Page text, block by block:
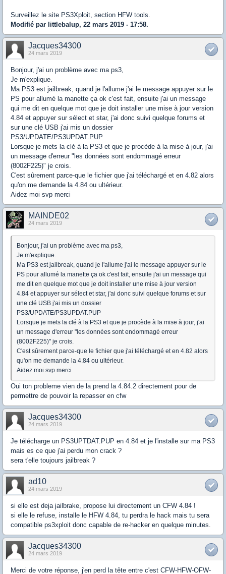
Surveillez le site PS3Xploit, section HFW tools.
Modifié par littlebalup, 22 mars 2019 - 17:58.
Jacques34300
24 mars 2019
Bonjour, j'ai un problème avec ma ps3,
Je m'explique.
Ma PS3 est jailbreak, quand je l'allume j'ai le message appuyer sur le
PS pour allumé la manette ça ok c'est fait, ensuite j'ai un message
qui me dit en quelque mot que je doit installer une mise à jour version
4.84 et appuyer sur sélect et star, j'ai donc suivi quelque forums et
sur une clé USB j'ai mis un dossier
PS3/UPDATE/PS3UPDAT.PUP
Lorsque je mets la clé à la PS3 et que je procède à la mise à jour, j'ai
un message d'erreur "les données sont endommagé erreur
(8002F225)" je crois.
C'est sûrement parce-que le fichier que j'ai téléchargé et en 4.82 alors
qu'on me demande la 4.84 ou ultérieur.
Aidez moi svp merci
MAINDE02
24 mars 2019
Bonjour, j'ai un problème avec ma ps3,
Je m'explique.
Ma PS3 est jailbreak, quand je l'allume j'ai le message appuyer sur le
PS pour allumé la manette ça ok c'est fait, ensuite j'ai un message qui
me dit en quelque mot que je doit installer une mise à jour version
4.84 et appuyer sur sélect et star, j'ai donc suivi quelque forums et sur
une clé USB j'ai mis un dossier
PS3/UPDATE/PS3UPDAT.PUP
Lorsque je mets la clé à la PS3 et que je procède à la mise à jour, j'ai
un message d'erreur "les données sont endommagé erreur
(8002F225)" je crois.
C'est sûrement parce-que le fichier que j'ai téléchargé et en 4.82 alors
qu'on me demande la 4.84 ou ultérieur.
Aidez moi svp merci
Oui ton probleme vien de la prend la 4.84.2 directement pour de
permettre de pouvoir la repasser en cfw
Jacques34300
24 mars 2019
Je télécharge un PS3UPTDAT.PUP en 4.84 et je l'installe sur ma PS3
mais es ce que j'ai perdu mon crack ?
sera t'elle toujours jailbreak ?
ad10
24 mars 2019
si elle est deja jailbrake, propose lui directement un CFW 4.84 !
si elle le refuse, installe le HFW 4.84, tu perdra le hack mais tu sera
compatible ps3xploit donc capable de re-hacker en quelque minutes.
Jacques34300
24 mars 2019
Merci de votre réponse, j'en perd la tête entre c'est CFW-HFW-OFW-